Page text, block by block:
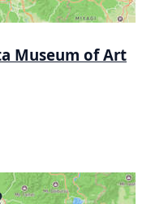
Museum of Art